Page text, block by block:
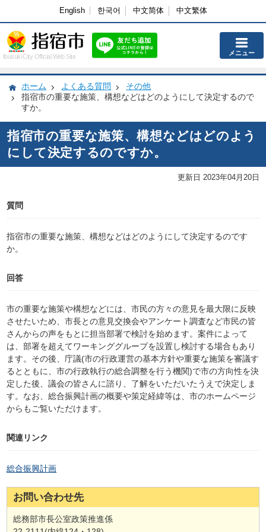
English 한국어 中文简体 中文繁体
Ibusuki City Official Web Site メニュー
ホーム よくある質問
その他
指宿市の重要な施策、構想などはどのようにして決定するので
すか。
指宿市の重要な施策、構想などはどのよう
にして決定するのですか。
更新日 2023年04月20日
質問
指宿市の重要な施策、構想などはどのようにして決定するのです
か。
回答
市の重要な施策や構想などには、市民の方々の意見を最大限に反映
させたいため、市長との意見交換会やアンケート調査など市民の皆
さんからの声をもとに担当部署で検討を始めます。案件によって
は、部署を超えてワーキンググループを設置し検討する場合もあり
ます。その後、庁議(市の行政運営の基本方針や重要な施策を審議す
るとともに、市の行政執行の総合調整を行う機関)で市の方向性を決
定した後、議会の皆さんに諮り、了解をいただいたうえで決定しま
す。なお、総合振興計画の概要や策定経緯等は、市のホームページ
からもご覧いただけます。
関連リンク
総合振興計画
お問い合わせ先
総務部市長公室政策推進係